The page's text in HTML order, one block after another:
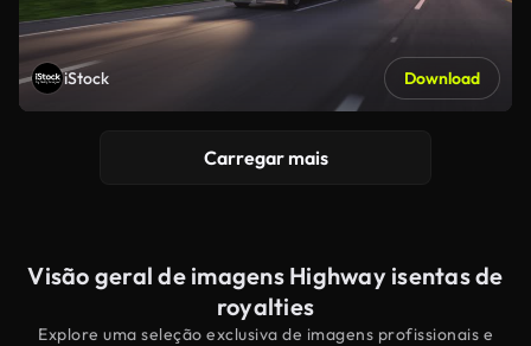
iStock Download
Carregar mais
Visão geral de imagens Highway isentas de
royalties
Explore uma seleção exclusiva de imagens profissionais e